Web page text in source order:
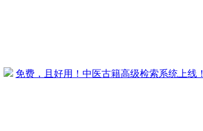
免费，且好用！中医古籍高级检索系统上线！